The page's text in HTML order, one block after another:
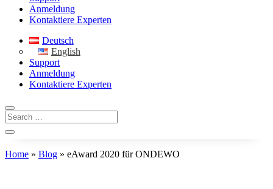
Anmeldung
Kontaktiere Experten
Deutsch
English
Support
Anmeldung
Kontaktiere Experten
Home » Blog » eAward 2020 für ONDEWO